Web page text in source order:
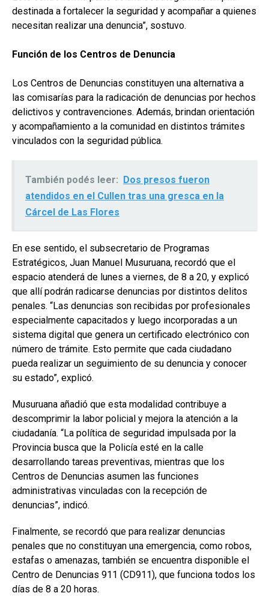
destinada a fortalecer la seguridad y acompañar a quienes
necesitan realizar una denuncia”, sostuvo.
Función de los Centros de Denuncia
Los Centros de Denuncias constituyen una alternativa a
las comisarías para la radicación de denuncias por hechos
delictivos y contravenciones. Además, brindan orientación
y acompañamiento a la comunidad en distintos trámites
vinculados con la seguridad pública.
También podés leer: Dos presos fueron
atendidos en el Cullen tras una gresca en la
Cárcel de Las Flores
En ese sentido, el subsecretario de Programas
Estratégicos, Juan Manuel Musuruana, recordó que el
espacio atenderá de lunes a viernes, de 8 a 20, y explicó
que allí podrán radicarse denuncias por distintos delitos
penales. “Las denuncias son recibidas por profesionales
especialmente capacitados y luego incorporadas a un
sistema digital que genera un certificado electrónico con
número de trámite. Esto permite que cada ciudadano
pueda realizar un seguimiento de su denuncia y conocer
su estado”, explicó.
Musuruana añadió que esta modalidad contribuye a
descomprimir la labor policial y mejora la atención a la
ciudadanía. “La política de seguridad impulsada por la
Provincia busca que la Policía esté en la calle
desarrollando tareas preventivas, mientras que los
Centros de Denuncias asumen las funciones
administrativas vinculadas con la recepción de
denuncias”, indicó.
Finalmente, se recordó que para realizar denuncias
penales que no constituyan una emergencia, como robos,
estafas o amenazas, también se encuentra disponible el
Centro de Denuncias 911 (CD911), que funciona todos los
días de 8 a 20 horas.